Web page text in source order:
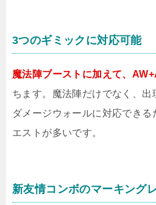
3つのギミックに対応可能
魔法陣ブーストに加えて、
ちます。魔法陣だけでなく、出
ダメージウォールに対応できる
エストが多いです。
新友情コンボのマーキング